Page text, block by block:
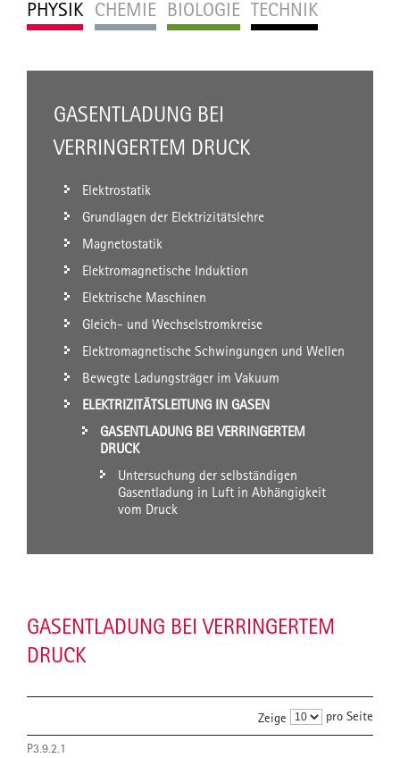
PHYSIK CHEMIE BIOLOGIE TECHNIK
GASENTLADUNG BEI
VERRINGERTEM DRUCK
Elektrostatik
Grundlagen der Elektrizitätslehre
Magnetostatik
Elektromagnetische Induktion
Elektrische Maschinen
Gleich- und Wechselstromkreise
Elektromagnetische Schwingungen und Wellen
Bewegte Ladungsträger im Vakuum
ELEKTRIZITÄTSLEITUNG IN GASEN
GASENTLADUNG BEI VERRINGERTEM
DRUCK
Untersuchung der selbständigen
Gasentladung in Luft in Abhängigkeit
vom Druck
GASENTLADUNG BEI VERRINGERTEM
DRUCK
Zeige pro Seite
P3.9.2.1